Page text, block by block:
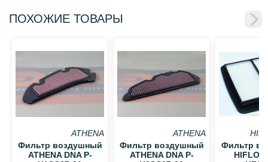
ПОХОЖИЕ ТОВАРЫ
ATHENA
Фильтр воздушный
ATHENA DNA P-
ATHENA
Фильтр воздушный
ATHENA DNA P-
Фильтр
HIFLO